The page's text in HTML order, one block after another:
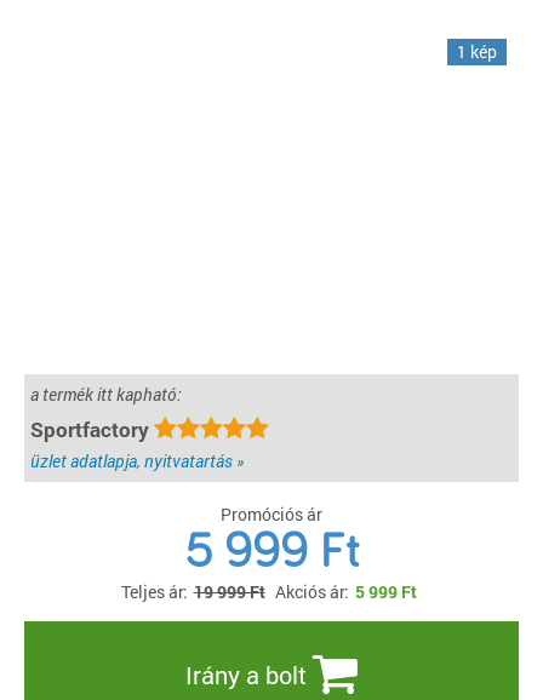
1 kép
a termék itt kapható:
Sportfactory
üzlet adatlapja, nyitvatartás »
Promóciós ár
5 999 Ft
Teljes ár: 19 999 Ft Akciós ár: 5 999 Ft
Irány a bolt